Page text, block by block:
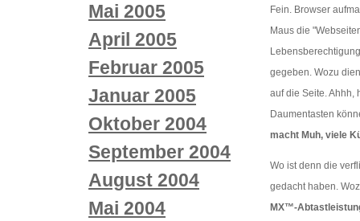
Fein. Browser
Maus die
gegeben. Wozu
auf die Seite. Ahhh,
Daumentasten
macht Muh, viele
Wo ist denn die
gedacht haben.
MX™-
Mai 2005
April 2005
Februar 2005
Januar 2005
Oktober 2004
September 2004
August 2004
Mai 2004